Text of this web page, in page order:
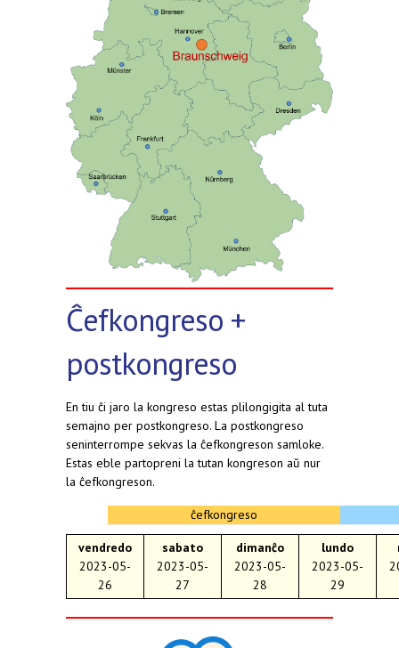
Ĉefkongreso +
postkongreso
En tiu ĉi jaro la kongreso estas plilongigita al tuta
semajno per postkongreso. La postkongreso
seninterrompe sekvas la ĉefkongreson samloke.
Estas eble partopreni la tutan kongreson aŭ nur
la ĉefkongreson.
ĉefkongreso
vendredo
2023-05-
26
sabato
2023-05-
27
dimanĉo
2023-05-
28
lundo
2023-05-
29